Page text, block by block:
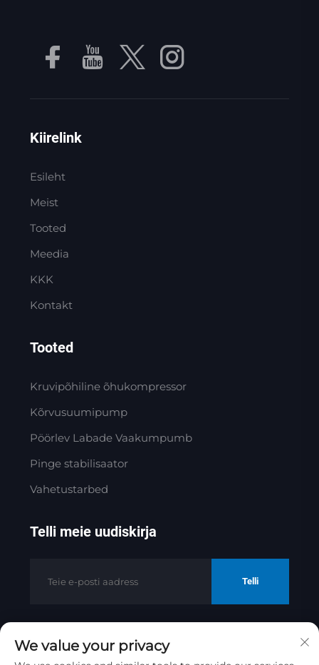
Kiirelink
Esileht
Meist
Tooted
Meedia
KKK
Kontakt
Tooted
Kruvipõhiline õhukompressor
Kõrvusuumipump
Pöörlev Labade Vaakumpumb
Pinge stabilisaator
Vahetustarbed
Telli meie uudiskirja
Telli
Autoriõigus © 2025 Jinan Golden Bridge
We value your privacy